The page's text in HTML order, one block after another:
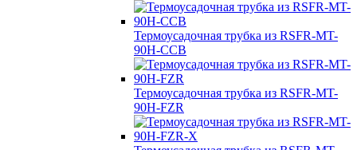
Термоусадочная трубка из RSFR-MT-
90H-CCB
Термоусадочная трубка из RSFR-MT-
90H-FZR